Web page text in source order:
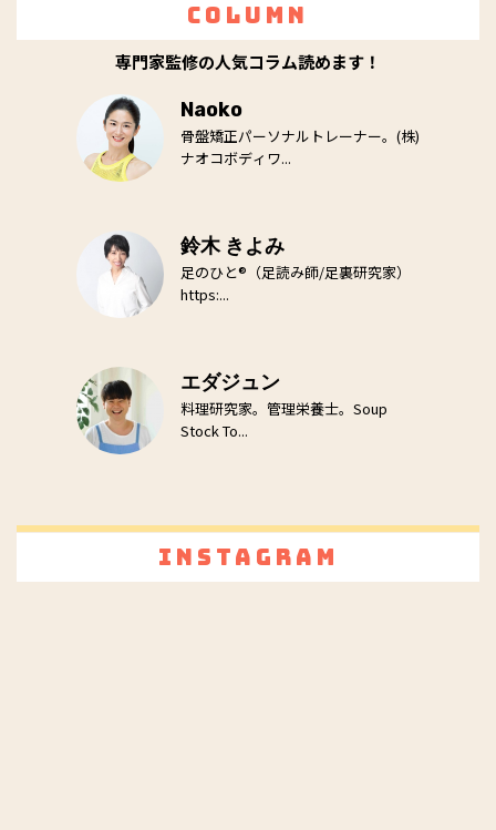
Column
専門家監修の人気コラム読めます！
Naoko
骨盤矯正パーソナルトレーナー。(株)
ナオコボディワ...
鈴木 きよみ
足のひと®（足読み師/足裏研究家）
https:...
エダジュン
料理研究家。管理栄養士。Soup
Stock To...
Instagram